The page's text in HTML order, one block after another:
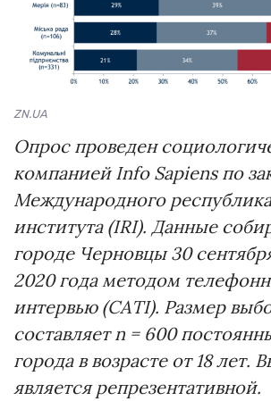
ZN.UA
Опрос проведен
компанией Info Sapiens по
Международного
института (IRI). Данные
городе Черновцы 30
2020 года методом
интервью (CATI). Размер
составляет n = 600
города в возрасте от 18 лет.
является репрезентативной.